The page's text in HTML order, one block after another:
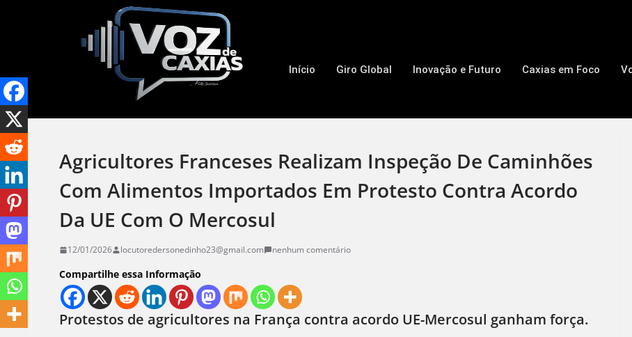
Início Giro Global Inovação e Futuro Caxias em Foco
Agricultores Franceses Realizam Inspeção De Caminhões
Com Alimentos Importados Em Protesto Contra Acordo
Da UE Com O Mercosul
12/01/2026 locutoredersonedinho23@gmail.com nenhum comentário
Compartilhe essa Informação
Protestos de agricultores na França contra acordo UE-Mercosul ganham força.